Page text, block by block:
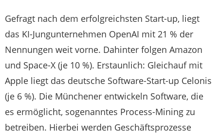
Gefragt nach dem erfolgreichsten Start-up, liegt
das KI-Jungunternehmen OpenAI mit 21 % der
Nennungen weit vorne. Dahinter folgen Amazon
und Space-X (je 10 %). Erstaunlich: Gleichauf mit
Apple liegt das deutsche Software-Start-up Celonis
(je 6 %). Die Münchener entwickeln Software, die
es ermöglicht, sogenanntes Process-Mining zu
betreiben. Hierbei werden Geschäftsprozesse